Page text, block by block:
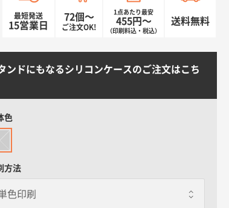
最短発送
15営業日
72個〜
ご注文OK!
1点あたり最安
455円〜
（印刷料込・税込）
送料無料
ンドにもなるシリコンケースのご注文はこち
色
方法